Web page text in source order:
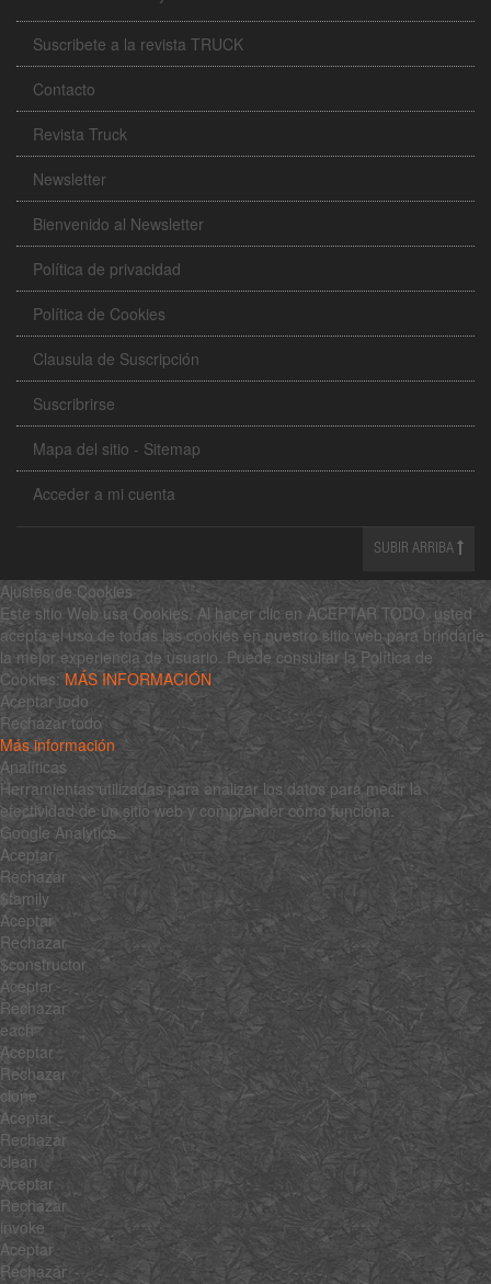
Suscribete a la revista TRUCK
Contacto
Revista Truck
Newsletter
Bienvenido al Newsletter
Política de privacidad
Política de Cookies
Clausula de Suscripción
Suscribrirse
Mapa del sitio - Sitemap
Acceder a mi cuenta
SUBIR ARRIBA
Ajustes de Cookies
Este sitio Web usa Cookies. Al hacer clic en ACEPTAR TODO, usted
acepta el uso de todas las cookies en nuestro sitio web para brindarle
la mejor experiencia de usuario. Puede consultar la Política de
Cookies:MÁS INFORMACIÓN
Aceptar todo
Rechazar todo
Más información
Analíticas
Herramientas utilizadas para analizar los datos para medir la
efectividad de un sitio web y comprender cómo funciona.
Google Analytics
Aceptar
Rechazar
$family
Aceptar
Rechazar
$constructor
Aceptar
Rechazar
each
Aceptar
Rechazar
clone
Aceptar
Rechazar
clean
Aceptar
Rechazar
invoke
Aceptar
Rechazar